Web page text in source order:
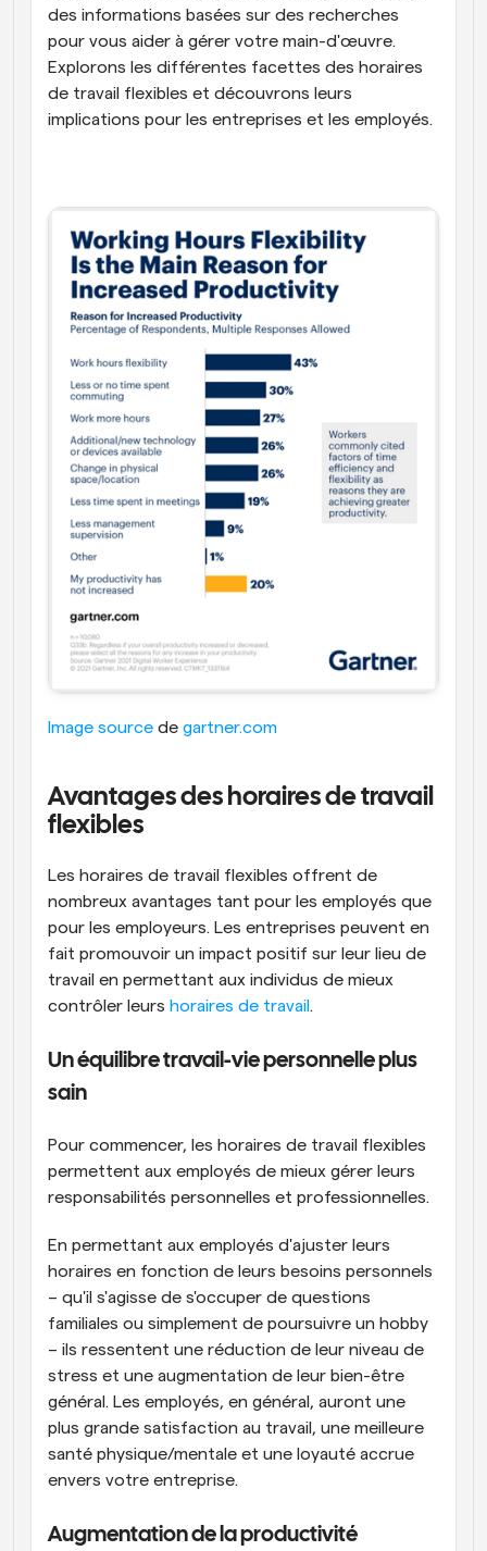
des informations basées sur des recherches
pour vous aider à gérer votre main-d'œuvre.
Explorons les différentes facettes des horaires
de travail flexibles et découvrons leurs
implications pour les entreprises et les employés.
Image source de gartner.com
Avantages des horaires de travail
flexibles
Les horaires de travail flexibles offrent de
nombreux avantages tant pour les employés que
pour les employeurs. Les entreprises peuvent en
fait promouvoir un impact positif sur leur lieu de
travail en permettant aux individus de mieux
contrôler leurs horaires de travail .
Un équilibre travail-vie personnelle plus
sain
Pour commencer, les horaires de travail flexibles
permettent aux employés de mieux gérer leurs
responsabilités personnelles et professionnelles.
En permettant aux employés d'ajuster leurs
horaires en fonction de leurs besoins personnels
– qu'il s'agisse de s'occuper de questions
familiales ou simplement de poursuivre un hobby
– ils ressentent une réduction de leur niveau de
stress et une augmentation de leur bien-être
général. Les employés, en général, auront une
plus grande satisfaction au travail, une meilleure
santé physique/mentale et une loyauté accrue
envers votre entreprise.
Augmentation de la productivité